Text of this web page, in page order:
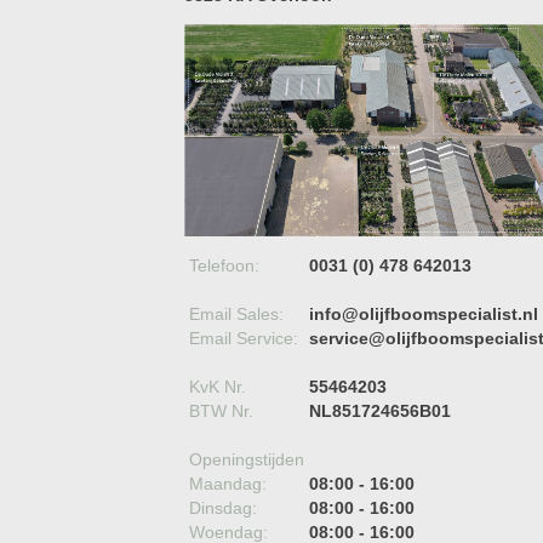
Telefoon: 0031 (0) 478 642013
Email Sales:
info@olijfboomspecialist.nl
Email Service:
KvK Nr.
55464203
BTW Nr.
NL851724656B01
Openingstijden
Maandag:
08:00 - 16:00
Dinsdag:
08:00 - 16:00
Woendag:
08:00 - 16:00